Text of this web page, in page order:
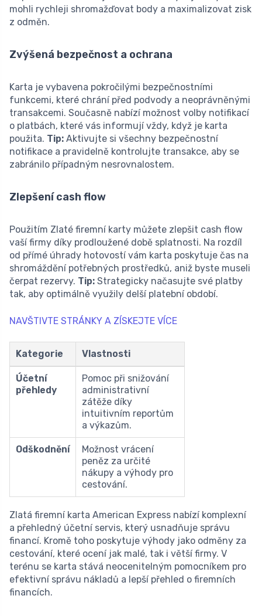
mohli rychleji shromažďovat body a maximalizovat zisk
z odměn.
Zvýšená bezpečnost a ochrana
Karta je vybavena pokročilými bezpečnostními
funkcemi, které chrání před podvody a neoprávněnými
transakcemi. Současně nabízí možnost volby notifikací
o platbách, které vás informují vždy, když je karta
použita. Tip: Aktivujte si všechny bezpečnostní
notifikace a pravidelně kontrolujte transakce, aby se
zabránilo případným nesrovnalostem.
Zlepšení cash flow
Použitím Zlaté firemní karty můžete zlepšit cash flow
vaší firmy díky prodloužené době splatnosti. Na rozdíl
od přímé úhrady hotovostí vám karta poskytuje čas na
shromáždění potřebných prostředků, aniž byste museli
čerpat rezervy. Tip: Strategicky načasujte své platby
tak, aby optimálně využily delší platební období.
NAVŠTIVTE STRÁNKY A ZÍSKEJTE VÍCE
Kategorie Vlastnosti
Účetní
přehledy
Pomoc při snižování
administrativní
zátěže díky
intuitivním reportům
a výkazům.
Odškodnění
Možnost vrácení
peněz za určité
nákupy a výhody pro
cestování.
Zlatá firemní karta American Express nabízí komplexní
a přehledný účetní servis, který usnadňuje správu
financí. Kromě toho poskytuje výhody jako odměny za
cestování, které ocení jak malé, tak i větší firmy. V
terénu se karta stává neocenitelným pomocníkem pro
efektivní správu nákladů a lepší přehled o firemních
financích.